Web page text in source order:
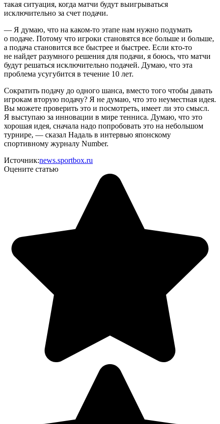
такая ситуация, когда матчи будут выигрываться
исключительно за счет подачи.
— Я думаю, что на каком-то этапе нам нужно подумать
о подаче. Потому что игроки становятся все больше и больше,
а подача становится все быстрее и быстрее. Если кто-то
не найдет разумного решения для подачи, я боюсь, что матчи
будут решаться исключительно подачей. Думаю, что эта
проблема усугубится в течение 10 лет.
Сократить подачу до одного шанса, вместо того чтобы давать
игрокам вторую подачу? Я не думаю, что это неуместная идея.
Вы можете проверить это и посмотреть, имеет ли это смысл.
Я выступаю за инновации в мире тенниса. Думаю, что это
хорошая идея, сначала надо попробовать это на небольшом
турнире, — сказал Надаль в интервью японскому
спортивному журналу Number.
Источник:news.sportbox.ru
Оцените статью